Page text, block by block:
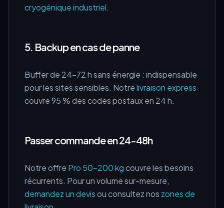
cryogénique industriel.
5. Backup en cas de panne
Buffer de 24-72 h sans énergie : indispensable
pour les sites sensibles. Notrelivraison express
couvre 95 % des codes postaux en 24 h.
Passer commande en 24-48h
Notre offre Pro 50–200 kgcouvre les besoins
récurrents. Pour un volume sur-mesure,
demandez un devisou consultez nos zones de